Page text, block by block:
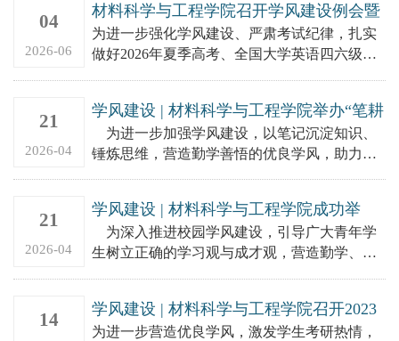
日，材料科学与工程学院在东校区翰苑餐厅二
楼...
04
2026-06
材料科学与工程学院召开学风建设例会暨
考风考纪教育专题会议
为进一步强化学风建设、严肃考试纪律，扎实
做好2026年夏季高考、全国大学英语四六级考
21
2026-04
学风建设 | 材料科学与工程学院举办“笔耕
不辍，思海无涯”优秀课堂笔记评选活动
为进一步加强学风建设，以笔记沉淀知识、
锤炼思维，营造勤学善悟的优良学风，助力学
21
2026-04
学风建设 | 材料科学与工程学院成功举
办“涵养优良学风 争做时代青年”主题演讲
比赛
为深入推进校园学风建设，引导广大青年学
生树立正确的学习观与成才观，营造勤学、善
14
学风建设 | 材料科学与工程学院召开2023
级学生考研动员会
为进一步营造优良学风，激发学生考研热情，